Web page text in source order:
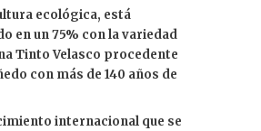
ecológica, está
en un 75% con la variedad
Tinto Velasco procedente
con más de 140 años de
internacional que se